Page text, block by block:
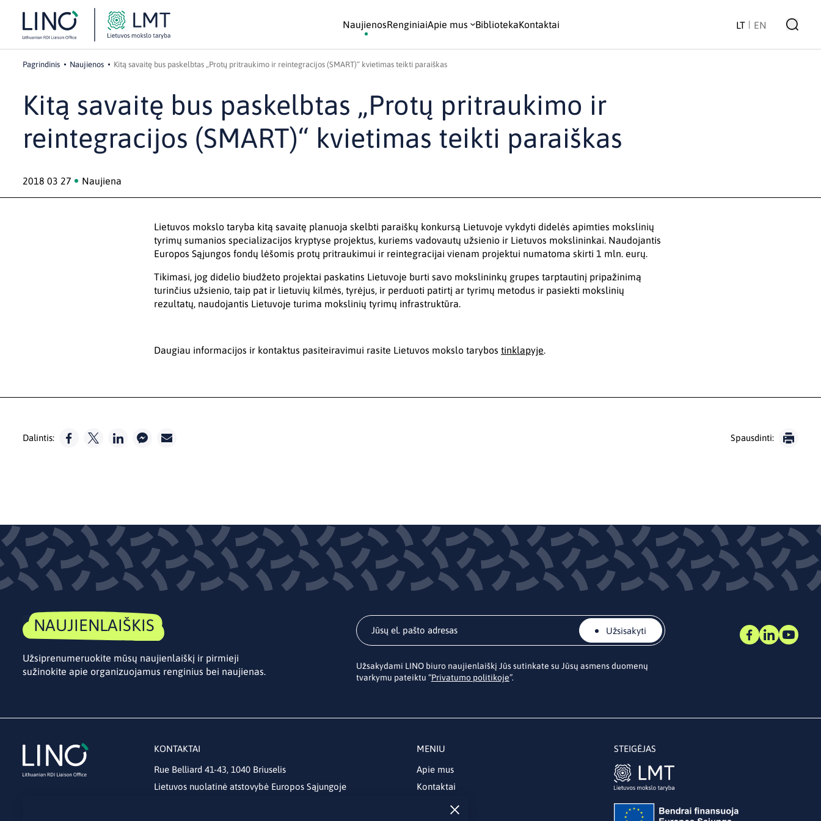
NaujienosRenginiaiApie mus BibliotekaKontaktai LT EN
Pagrindinis Naujienos Kitą savaitę bus paskelbtas „Protų pritraukimo ir reintegracijos (SMART)“ kvietimas teikti paraiškas
Kitą savaitę bus paskelbtas „Protų pritraukimo ir
reintegracijos (SMART)“ kvietimas teikti paraiškas
2018 03 27 Naujiena
Lietuvos mokslo taryba kitą savaitę planuoja skelbti paraiškų konkursą Lietuvoje vykdyti didelės apimties mokslinių
tyrimų sumanios specializacijos kryptyse projektus, kuriems vadovautų užsienio ir Lietuvos mokslininkai. Naudojantis
Europos Sąjungos fondų lėšomis protų pritraukimui ir reintegracijai vienam projektui numatoma skirti 1 mln. eurų.
Tikimasi, jog didelio biudžeto projektai paskatins Lietuvoje burti savo mokslininkų grupes tarptautinį pripažinimą
turinčius užsienio, taip pat ir lietuvių kilmės, tyrėjus, ir perduoti patirtį ar tyrimų metodus ir pasiekti mokslinių
rezultatų, naudojantis Lietuvoje turima mokslinių tyrimų infrastruktūra.
Daugiau informacijos ir kontaktus pasiteiravimui rasite Lietuvos mokslo tarybos tinklapyje.
Dalintis: Spausdinti:
NAUJIENLAIŠKIS
Užsiprenumeruokite mūsų naujienlaiškį ir pirmieji
sužinokite apie organizuojamus renginius bei naujienas.
Užsisakyti
Užsakydami LINO biuro naujienlaiškį Jūs sutinkate su Jūsų asmens duomenų
tvarkymu pateiktu “Privatumo politikoje”.
KONTAKTAI
Rue Belliard 41-43, 1040 Briuselis
Lietuvos nuolatinė atstovybė Europos Sąjungoje
MENIU
Apie mus
Kontaktai
Naujienos
STEIGĖJAS